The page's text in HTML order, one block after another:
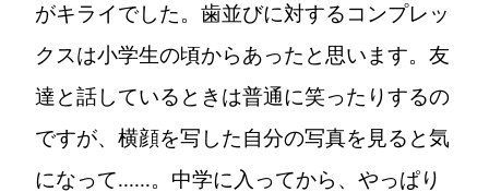
がキライでした。歯並びに対するコンプレッ
クスは小学生の頃からあったと思います。友
達と話しているときは普通に笑ったりするの
ですが、横顔を写した自分の写真を見ると気
になって......。中学に入ってから、やっぱり